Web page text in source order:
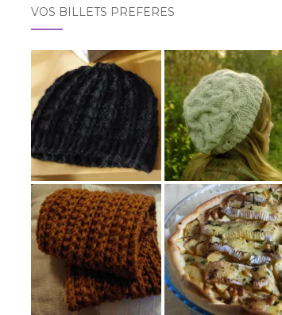
VOS BILLETS PRÉFÉRÉS